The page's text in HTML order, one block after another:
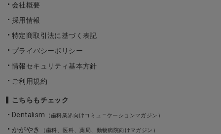
会社概要
採用情報
特定商取引法に基づく表記
プライバシーポリシー
情報セキュリティ基本方針
ご利用規約
こちらもチェック
Dentalism
（歯科業界向けコミュニケーションマガジン）
かがやき （歯科、医科、薬局、動物病院向けマガジン）